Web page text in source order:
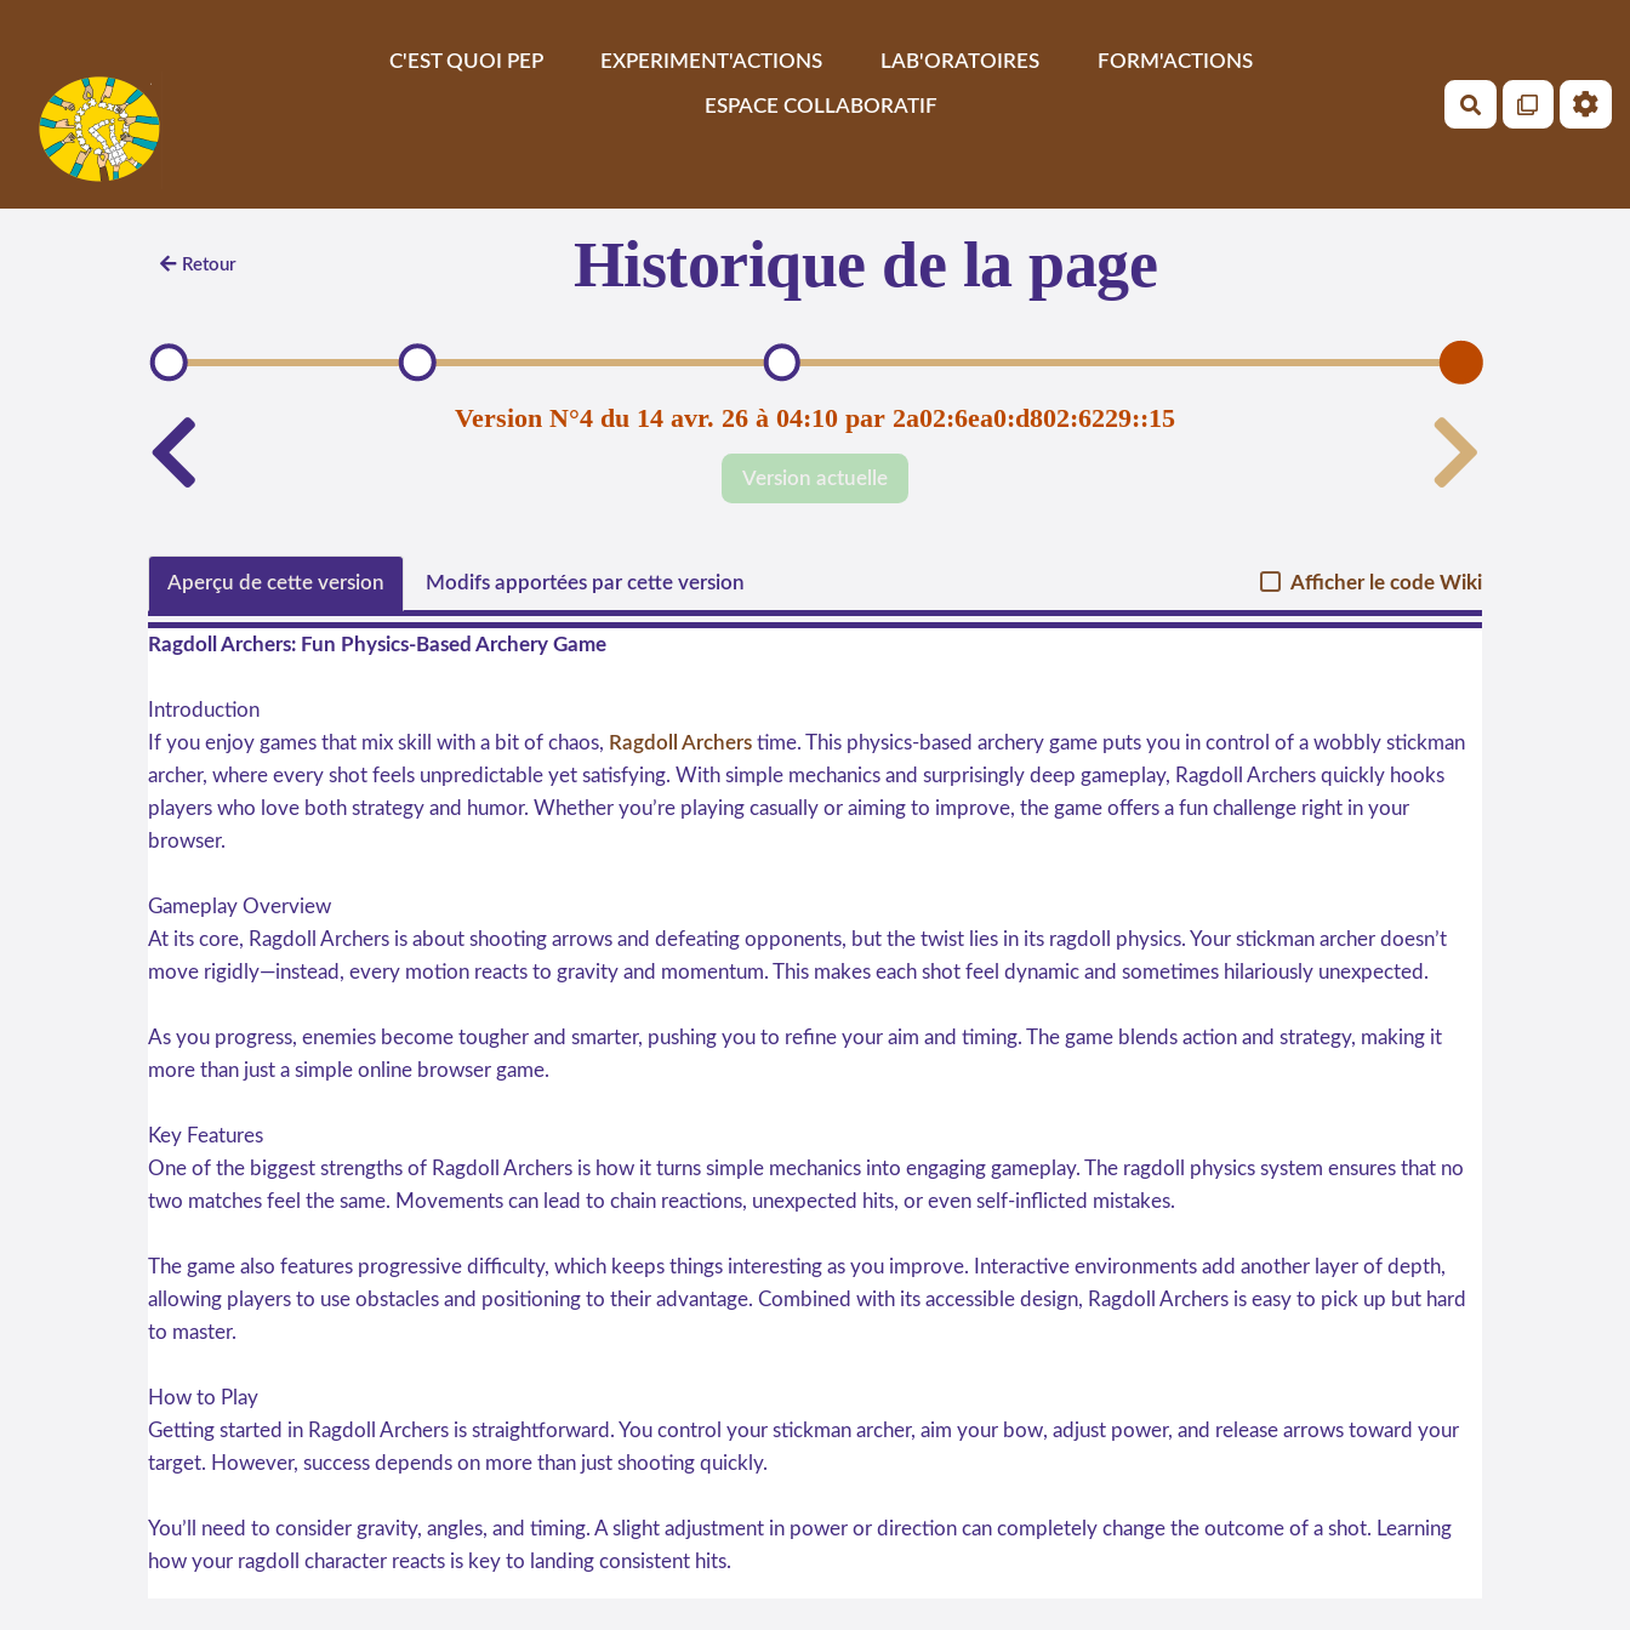
C'EST QUOI PEP
EXPERIMENT'ACTIONS LAB'ORATOIRES FORM'ACTIONS
ESPACE COLLABORATIF Rechercher
Retour Historique de la page
Version N°4 du 14 avr. 26 à 04:10 par 2a02:6ea0:d802:6229::15
Version actuelle
Aperçu de cette version Modifs apportées par cette version Afficher le code Wiki